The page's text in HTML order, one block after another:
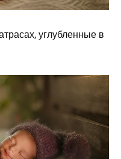
углубленные в